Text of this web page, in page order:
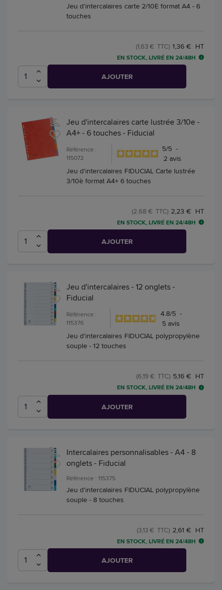
Jeu d'intercalaires carte 2/10E format A4 - 6
touches
1,36 € HT
(1,63 € TTC)
EN STOCK, LIVRÉ EN 24/48H
AJOUTER
Jeu d'intercalaires carte lustrée 3/10e -
A4+ - 6 touches - Fiducial
Référence :
115072
5/5 -
2avis
Jeu d'intercalaires FIDUCIAL Carte lustrée
3/10è format A4+ 6 touches
2,23 € HT
(2,68 € TTC)
EN STOCK, LIVRÉ EN 24/48H
AJOUTER
Jeu d'intercalaires - 12 onglets -
Fiducial
Référence :
115376
4.8/5 -
5 avis
Jeu d'intercalaires FIDUCIAL polypropylène
souple - 12 touches
5,16 € HT
(6,19 € TTC)
EN STOCK, LIVRÉ EN 24/48H
AJOUTER
Intercalaires personnalisables - A4 - 8
onglets - Fiducial
Référence : 115375
Jeu d'intercalaires FIDUCIAL polypropylène
souple - 8 touches
2,61 € HT
(3,13 € TTC)
EN STOCK, LIVRÉ EN 24/48H
AJOUTER